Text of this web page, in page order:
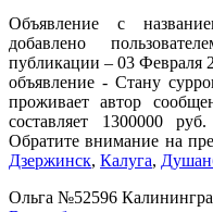
Объявление с
добавлено
публикации – 03 Февраля
объявление - Cтану
проживает автор
составляет 1300000
Обратите внимание на
Дзержинск, Калуга,
Ольга №52596